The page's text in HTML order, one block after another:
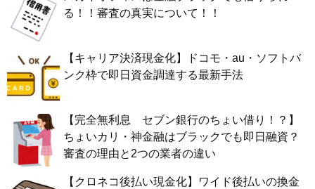
る！！審査の真実について！！
【キャリア決済現金化】ドコモ・au・ソフトバ
ンク枠で即日資金調達する最新手法
【完全無利息 セブン銀行のちょい借り！？】
ちょいカリ・神金融はブラックでも即日融資？
審査の理由と2つの業者の違い
【クロネコ後払い現金化】ワイド後払いの換金